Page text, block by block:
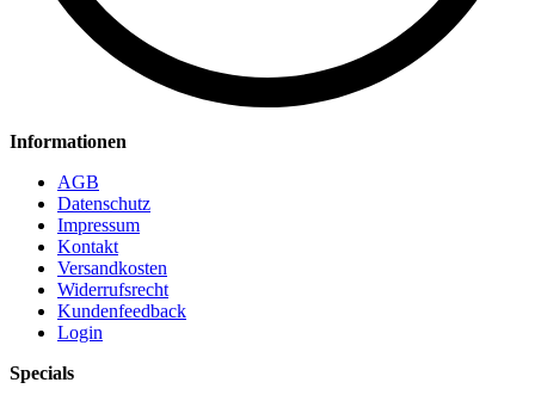
Informationen
AGB
Datenschutz
Impressum
Kontakt
Versandkosten
Widerrufsrecht
Kundenfeedback
Login
Specials